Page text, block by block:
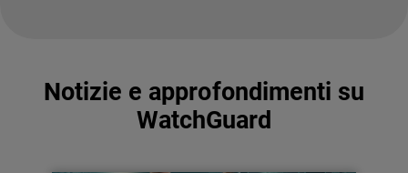
Notizie e approfondimenti su
WatchGuard